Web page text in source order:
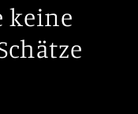
keine